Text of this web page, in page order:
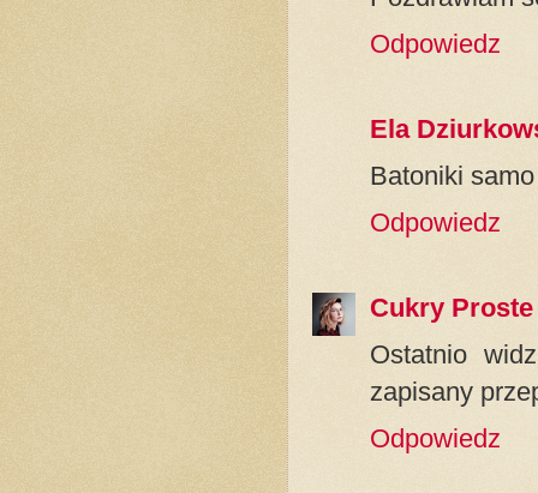
Odpowiedz
Ela
Batoniki
Odpowiedz
Cukry Proste
Ostatnio
zapisany
Odpowiedz